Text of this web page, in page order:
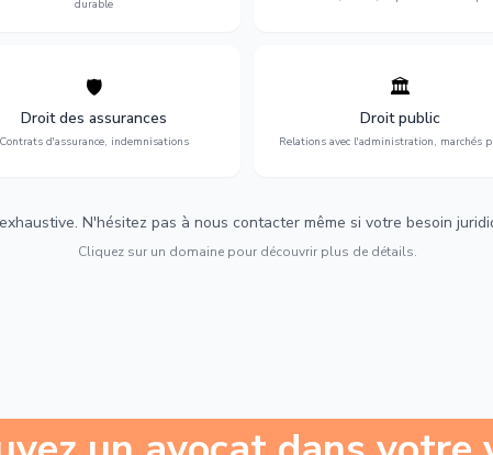
durable
🛡️
Droit des assurances
Contrats d'assurance, indemnisations
Défense de vos intérêts : contrats
sinistres et indemnisations
optimales.
🏛️
Droit public
Relations avec l'administration, marchés
Gestion de vos relations avec
l'administration : marchés
urbanisme et contentieux.
N'hésitez pas à nous contacter même si votre besoin
Cliquez sur un domaine pour découvrir plus de détails.